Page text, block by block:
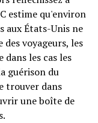
estime qu'environ
aux États-Unis ne
des voyageurs, les
les cas les
guérison du
trouver dans
une boîte de